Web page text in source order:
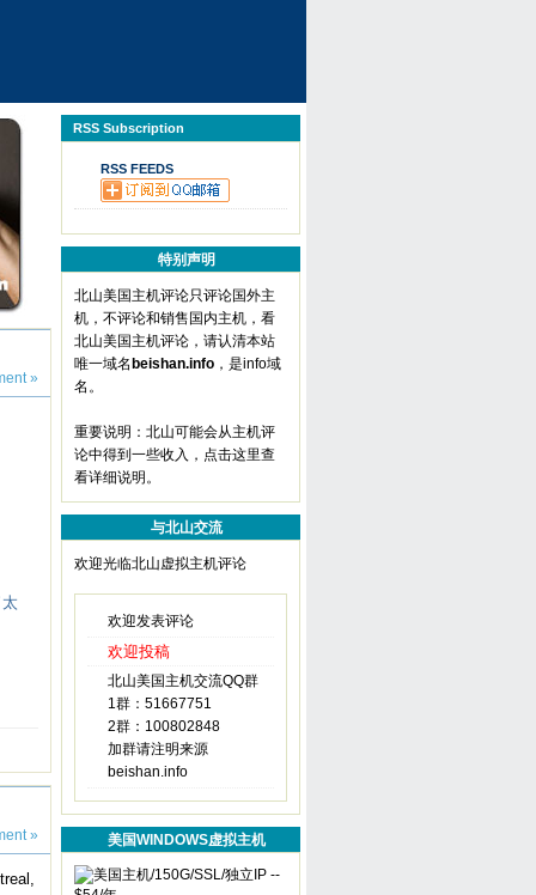
»
»
RSS Subscription
RSS FEEDS
特别声明
北山美国主机评论只评论国外主
机，不评论和销售国内主机，看
北山美国主机评论，请认清本站
唯一域名 beishan.info ，是info域
名。
重要说明：北山可能会从主机评
论中得到一些收入， 点击这里查
看详细说明 。
与北山交流
欢迎光临北山虚拟主机评论
欢迎发表评论
欢迎投稿
北山美国主机交流QQ群
1群：51667751
2群：100802848
加群请注明来源
beishan.info
美国WINDOWS虚拟主机